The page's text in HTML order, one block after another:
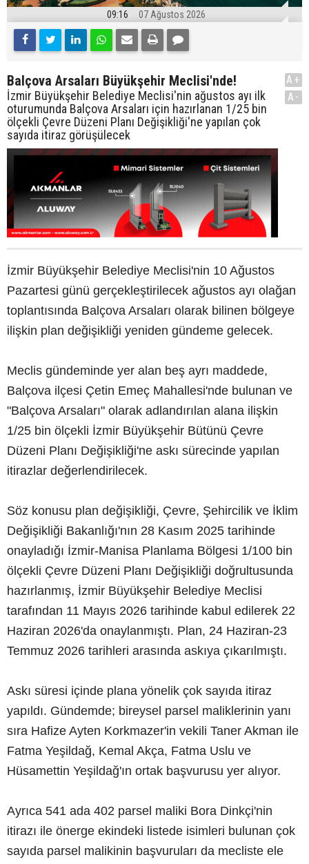
09:16 07 Ağustos 2026
Balçova Arsaları Büyükşehir Meclisi'nde!
İzmir Büyükşehir Belediye Meclisi'nin ağustos ayı ilk
oturumunda Balçova Arsaları için hazırlanan 1/25 bin
ölçekli Çevre Düzeni Planı Değişikliği'ne yapılan çok
sayıda itiraz görüşülecek
A+
A-
İzmir Büyükşehir Belediye Meclisi'nin 10 Ağustos
Pazartesi günü gerçekleştirilecek ağustos ayı olağan
toplantısında Balçova Arsaları olarak bilinen bölgeye
ilişkin plan değişikliği yeniden gündeme gelecek.
Meclis gündeminde yer alan beş ayrı maddede,
Balçova ilçesi Çetin Emeç Mahallesi'nde bulunan ve
"Balçova Arsaları" olarak adlandırılan alana ilişkin
1/25 bin ölçekli İzmir Büyükşehir Bütünü Çevre
Düzeni Planı Değişikliği'ne askı sürecinde yapılan
itirazlar değerlendirilecek.
Söz konusu plan değişikliği, Çevre, Şehircilik ve İklim
Değişikliği Bakanlığı'nın 28 Kasım 2025 tarihinde
onayladığı İzmir-Manisa Planlama Bölgesi 1/100 bin
ölçekli Çevre Düzeni Planı Değişikliği doğrultusunda
hazırlanmış, İzmir Büyükşehir Belediye Meclisi
tarafından 11 Mayıs 2026 tarihinde kabul edilerek 22
Haziran 2026'da onaylanmıştı. Plan, 24 Haziran-23
Temmuz 2026 tarihleri arasında askıya çıkarılmıştı.
Askı süresi içinde plana yönelik çok sayıda itiraz
yapıldı. Gündemde; bireysel parsel maliklerinin yanı
sıra Hafize Ayten Korkmazer'in vekili Taner Akman ile
Fatma Yeşildağ, Kemal Akça, Fatma Uslu ve
Hüsamettin Yeşildağ'ın ortak başvurusu yer alıyor.
Ayrıca 541 ada 402 parsel maliki Bora Dinkçi'nin
itirazı ile önerge ekindeki listede isimleri bulunan çok
sayıda parsel malikinin başvuruları da mecliste ele